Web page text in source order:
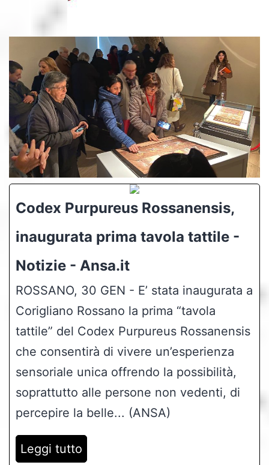
Codex Purpureus Rossanensis,
inaugurata prima tavola tattile -
Notizie - Ansa.it
ROSSANO, 30 GEN - E’ stata inaugurata a
Corigliano Rossano la prima “tavola
tattile” del Codex Purpureus Rossanensis
che consentirà di vivere un’esperienza
sensoriale unica offrendo la possibilità,
soprattutto alle persone non vedenti, di
percepire la belle... (ANSA)
Leggi tutto